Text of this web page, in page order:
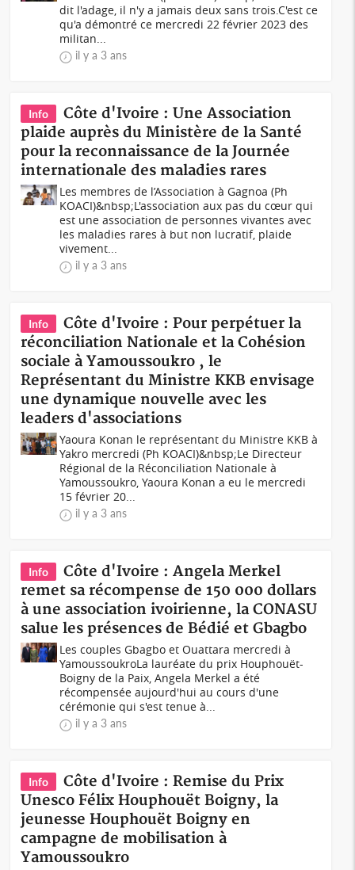
dit l'adage, il n'y a jamais deux sans trois.C'est ce
qu'a démontré ce mercredi 22 février 2023 des
militan...
il y a 3 ans
Info
Côte d'Ivoire : Une Association
plaide auprès du Ministère de la Santé
pour la reconnaissance de la Journée
internationale des maladies rares
Les membres de l’Association à Gagnoa (Ph
KOACI)&nbsp;L'association aux pas du cœur qui
est une association de personnes vivantes avec
les maladies rares à but non lucratif, plaide
vivement...
il y a 3 ans
Info
Côte d'Ivoire : Pour perpétuer la
réconciliation Nationale et la Cohésion
sociale à Yamoussoukro , le
Représentant du Ministre KKB envisage
une dynamique nouvelle avec les
leaders d'associations
Yaoura Konan le représentant du Ministre KKB à
Yakro mercredi (Ph KOACI)&nbsp;Le Directeur
Régional de la Réconciliation Nationale à
Yamoussoukro, Yaoura Konan a eu le mercredi
15 février 20...
il y a 3 ans
Info
Côte d'Ivoire : Angela Merkel
remet sa récompense de 150 000 dollars
à une association ivoirienne, la CONASU
salue les présences de Bédié et Gbagbo
Les couples Gbagbo et Ouattara mercredi à
YamoussoukroLa lauréate du prix Houphouët-
Boigny de la Paix, Angela Merkel a été
récompensée aujourd'hui au cours d'une
cérémonie qui s'est tenue à...
il y a 3 ans
Info
Côte d'Ivoire : Remise du Prix
Unesco Félix Houphouët Boigny, la
jeunesse Houphouët Boigny en
campagne de mobilisation à
Yamoussoukro